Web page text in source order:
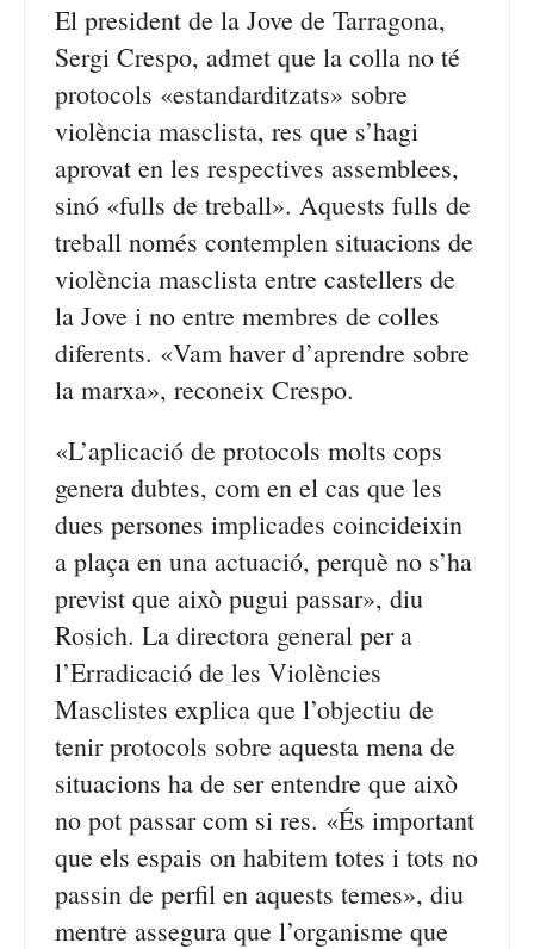
El president de la Jove de Tarragona,
Sergi Crespo, admet que la colla no té
protocols «estandarditzats» sobre
violència masclista, res que s’hagi
aprovat en les respectives assemblees,
sinó «fulls de treball». Aquests fulls de
treball només contemplen situacions de
violència masclista entre castellers de
la Jove i no entre membres de colles
diferents. «Vam haver d’aprendre sobre
la marxa», reconeix Crespo.
«L’aplicació de protocols molts cops
genera dubtes, com en el cas que les
dues persones implicades coincideixin
a plaça en una actuació, perquè no s’ha
previst que això pugui passar», diu
Rosich. La directora general per a
l’Erradicació de les Violències
Masclistes explica que l’objectiu de
tenir protocols sobre aquesta mena de
situacions ha de ser entendre que això
no pot passar com si res. «És important
que els espais on habitem totes i tots no
passin de perfil en aquests temes», diu
mentre assegura que l’organisme que